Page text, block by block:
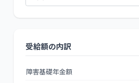
受給額の内訳
障害基礎年金額